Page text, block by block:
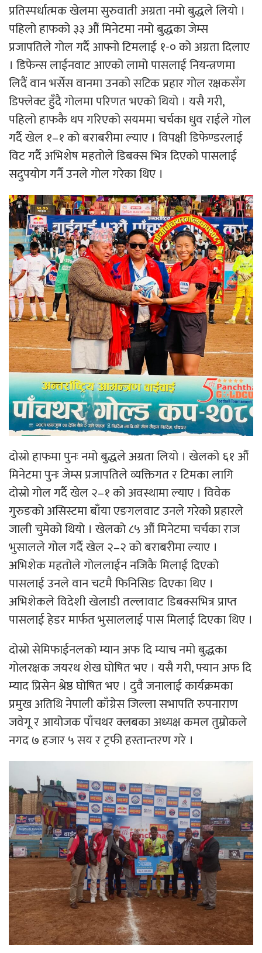
प्रतिस्पर्धात्मक खेलमा सुरुवाती अग्रता नमाे बुद्धले लियाे ।
पहिलो हाफको ३३ औं मिनेटमा नमो बुद्धका जेम्स
प्रजापतिले गोल गर्दै आफ्नो टिमलाई १-० को अग्रता दिलाए
। डिफेन्स लाईनवाट आएको लामो पासलाई नियन्त्रणमा
लिदैं वान भर्सेस वानमा उनको सटिक प्रहार गोल रक्षकसँग
डिफ्लेक्ट हुँदै गोलमा परिणत भएको थियाे । यसै गरी,
पहिलो हाफकै थप गरिएको सयममा चर्चका धुव राईले गोल
गर्दै खेल १–१ को बराबरीमा ल्याए । विपक्षी डिफेण्डरलाई
विट गर्दै अभिशेष महतोले डिबक्स भित्र दिएको पासलाई
सदुपयोग गर्नै उनले गोल गरेका थिए ।
दोस्रो हाफमा पुनः नमो बुद्धले अग्रता लियो । खेलको ६१ औं
मिनेटमा पुनः जेम्स प्रजापतिले व्यक्तिगत र टिमका लागि
दोस्रो गोल गर्दै खेल २–१ को अवस्थामा ल्याए । विवेक
गुरुङको असिस्टमा बाँया एङगलवाट उनले गरेको प्रहारले
जाली चुमेको थियो । खेलको ८५ औं मिनेटमा चर्चका राज
भुसालले गोल गर्दै खेल २–२ को बराबरीमा ल्याए ।
अभिशेक महतोले गोललाईन नजिकै मिलाई दिएको
पासलाई उनले वान चटमै फिनिसिङ दिएका थिए ।
अभिशेकले विदेशी खेलाडी तल्लावाट डिबक्सभित्र प्राप्त
पासलाई हेडर मार्फत भुसाललाई पास मिलाई दिएका थिए ।
दोस्रो सेमिफाईनलको म्यान अफ दि म्याच नमो बुद्धका
गोलरक्षक जयरथ शेख घोषित भए । यसै गरी, फ्यान अफ दि
म्याद प्रिसेन श्रेष्ठ घोषित भए । दुवै जनालाई कार्यक्रमका
प्रमुख अतिथि नेपाली काँग्रेस जिल्ला सभापति रुपनाराण
जवेगू र आयोजक पाँचथर क्लबका अध्यक्ष कमल तुम्रोकले
नगद ७ हजार ५ सय र ट्रफी हस्तान्तरण गरे ।